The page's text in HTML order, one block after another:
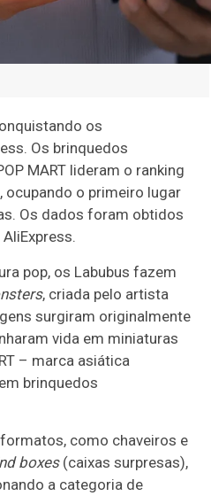
os
Os brinquedos
MART lideram o ranking
ocupando o primeiro lugar
Os dados foram obtidos
pop, os Labubus fazem
, criada pelo artista
surgiram originalmente
vida em miniaturas
– marca asiática
brinquedos
como chaveiros e
boxes(caixas surpresas),
a categoria de